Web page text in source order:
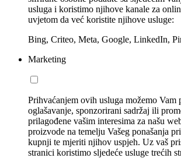
usluga i koristimo njihove kanale za
uvjetom da već koristite njihove usluge:
Bing, Criteo, Meta, Google, LinkedIn,
Marketing
Prihvaćanjem ovih usluga možemo Vam
oglašavanje, sponzorirani sadržaj ili
prilagođene vašim interesima za našu
proizvode na temelju Vašeg ponašanja
kupnji te mjeriti njihov uspjeh. Uz vaš
stranici koristimo sljedeće usluge trećih